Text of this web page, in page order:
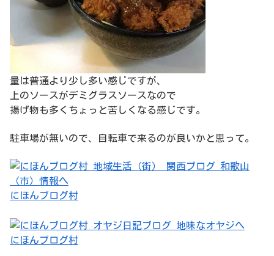
量は普通より少し多い感じですが、
上のソースがデミグラスソースなので
揚げ物も多くちょっと苦しくなる感じです。
駐車場が無いので、自転車で来るのが良いかと思って。
にほんブログ村
にほんブログ村